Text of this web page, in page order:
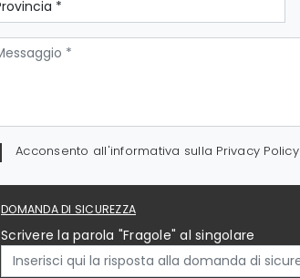
Acconsento all'informativa sulla Privacy Policy
DOMANDA DI SICUREZZA
Scrivere la parola "Fragole" al singolare